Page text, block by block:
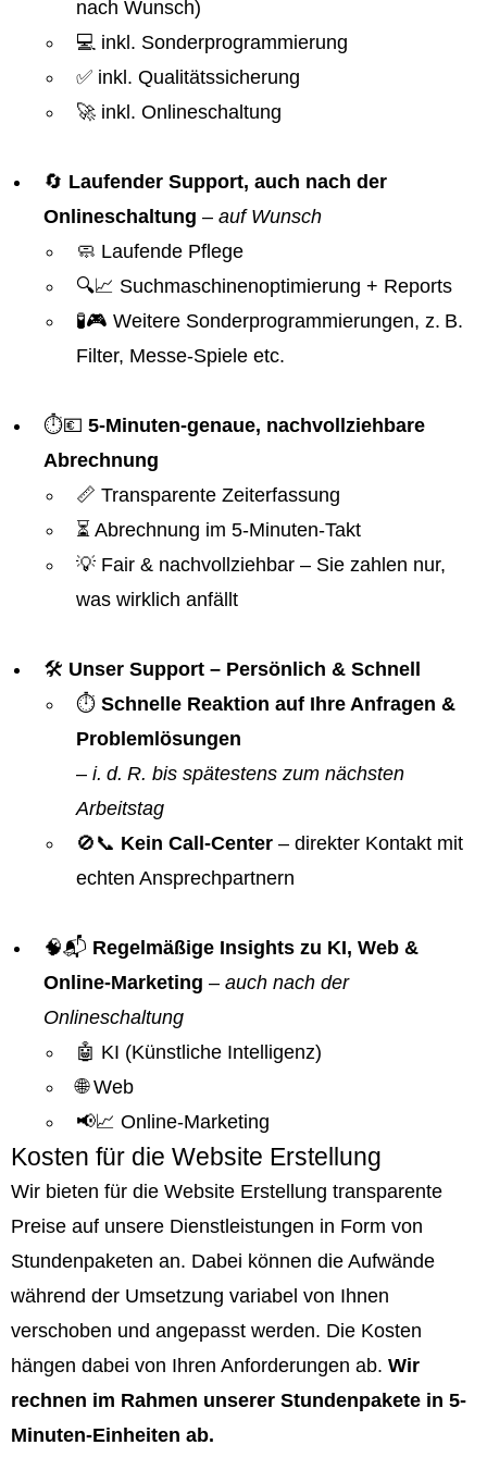
nach Wunsch)
💻 inkl. Sonderprogrammierung
✅ inkl. Qualitätssicherung
🚀 inkl. Onlineschaltung
🔄 Laufender Support, auch nach der
Onlineschaltung – auf Wunsch
🧼 Laufende Pflege
🔍📈 Suchmaschinenoptimierung + Reports
🧪🎮 Weitere Sonderprogrammierungen, z. B.
Filter, Messe-Spiele etc.
⏱️💶 5-Minuten-genaue, nachvollziehbare
Abrechnung
📏 Transparente Zeiterfassung
⏳ Abrechnung im 5-Minuten-Takt
💡 Fair & nachvollziehbar – Sie zahlen nur,
was wirklich anfällt
🛠️ Unser Support – Persönlich & Schnell
⏱️ Schnelle Reaktion auf Ihre Anfragen &
Problemlösungen
– i. d. R. bis spätestens zum nächsten
Arbeitstag
🚫📞 Kein Call-Center – direkter Kontakt mit
echten Ansprechpartnern
🧠📬 Regelmäßige Insights zu KI, Web &
Online-Marketing – auch nach der
Onlineschaltung
🤖 KI (Künstliche Intelligenz)
🌐 Web
📢📈 Online-Marketing
Kosten für die Website Erstellung
Wir bieten für die Website Erstellung transparente
Preise auf unsere Dienstleistungen in Form von
Stundenpaketen an. Dabei können die Aufwände
während der Umsetzung variabel von Ihnen
verschoben und angepasst werden. Die Kosten
hängen dabei von Ihren Anforderungen ab. Wir
rechnen im Rahmen unserer Stundenpakete in 5-
Minuten-Einheiten ab.